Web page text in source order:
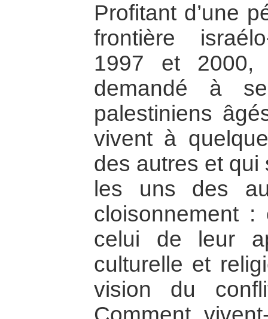
Profitant d’une
frontière
1997 et 2000,
demandé à
palestiniens
vivent à
des autres et qui
les uns des
cloisonnement
celui de leur
culturelle et
vision du